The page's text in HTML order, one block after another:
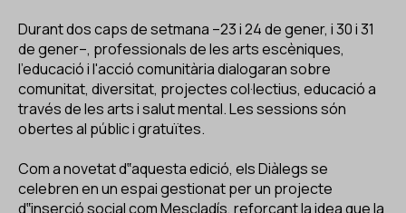
Durant dos caps de setmana –23 i 24 de gener, i 30 i 31
de gener–, professionals de les arts escèniques,
l'educació i l'acció comunitària dialogaran sobre
comunitat, diversitat, projectes col·lectius, educació a
través de les arts i salut mental. Les sessions són
obertes al públic i gratuïtes.
Com a novetat d‟aquesta edició, els Diàlegs se
celebren en un espai gestionat per un projecte
d‟inserció social com Mescladís, reforçant la idea que la